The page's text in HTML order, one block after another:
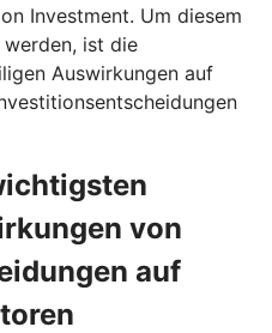
Investment. Um diesem
ist die
Auswirkungen auf
von
auf